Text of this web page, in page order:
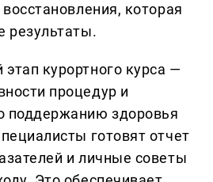
которая
результаты.
курортного курса —
процедур и
поддержанию здоровья
готовят отчет
и личные советы